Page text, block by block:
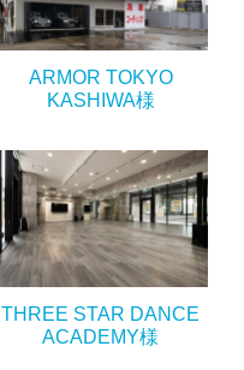
ARMOR TOKYO
KASHIWA様
THREE STAR DANCE
ACADEMY様